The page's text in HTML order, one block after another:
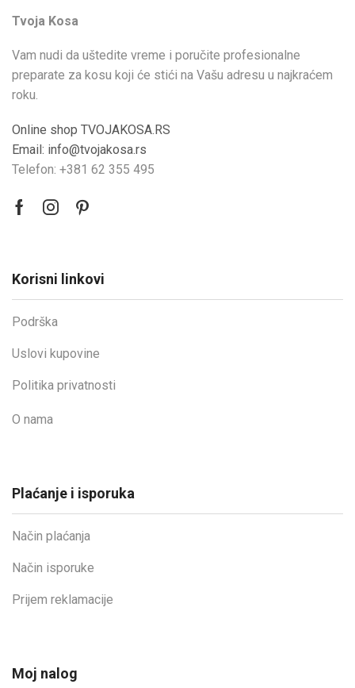
Tvoja Kosa
Vam nudi da uštedite vreme i poručite profesionalne
preparate za kosu koji će stići na Vašu adresu u najkraćem
roku.
Online shop TVOJAKOSA.RS
Email: info@tvojakosa.rs
Telefon: +381 62 355 495
Korisni linkovi
Podrška
Uslovi kupovine
Politika privatnosti
O nama
Plaćanje i isporuka
Način plaćanja
Način isporuke
Prijem reklamacije
Moj nalog